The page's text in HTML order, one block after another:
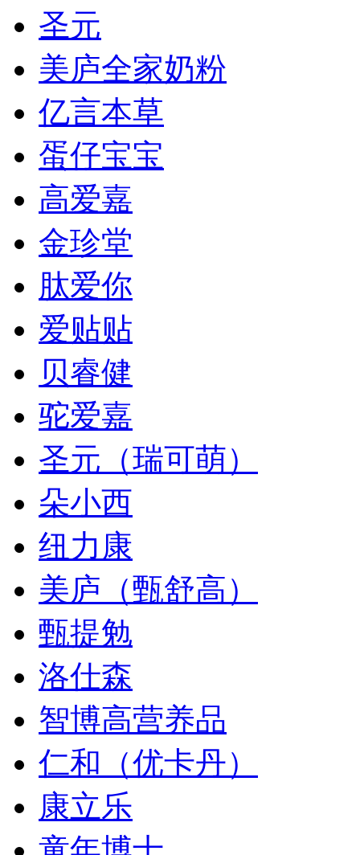
圣元
美庐全家奶粉
亿言本草
蛋仔宝宝
高爱嘉
金珍堂
肽爱你
爱贴贴
贝睿健
驼爱嘉
圣元（瑞可萌）
朵小西
纽力康
美庐（甄舒高）
甄提勉
洛仕森
智博高营养品
仁和（优卡丹）
康立乐